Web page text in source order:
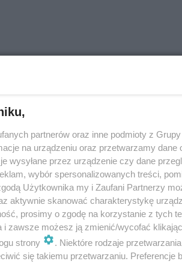
czynników ryzyka
Problem w tym, że często
rutynowego badania
partnerów oraz inne podmioty z
na urządzeniu oraz przetwarzamy dane
wysyłane przez urządzenie czy dane
wybór spersonalizowanych treści,
Użytkownika my i Zaufani Partnerzy
aktywnie skanować charakterystykę
prosimy o zgodę na korzystanie z tych
i zawsze możesz ją zmienić/wycofać
strony
. Niektóre rodzaje
się takiemu przetwarzaniu. Preferencje